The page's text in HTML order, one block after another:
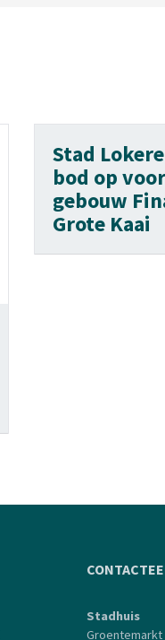
Stad
bod op
gebouw
Grote Kaai
Stadhuis
Groentemarkt